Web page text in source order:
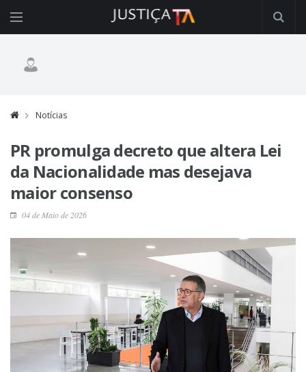
Notícias
PR promulga decreto que altera Lei
da Nacionalidade mas desejava
maior consenso
04 de Maio de 2026